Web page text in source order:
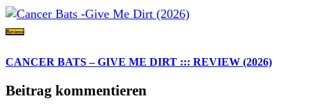
Reviews
CANCER BATS – GIVE ME DIRT ::: REVIEW (2026)
Beitrag kommentieren